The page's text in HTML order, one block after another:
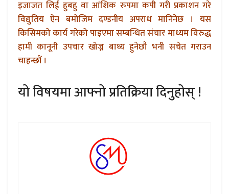
इजाजत लिई हुबहु वा आंशिक रुपमा कपी गरी प्रकाशन गरे
विद्युतिय ऐन बमोजिम दण्डनीय अपराध मानिनेछ । यस
किसिमको कार्य गरेको पाइएमा सम्बन्धित संचार माध्यम विरुद्ध
हामी कानूनी उपचार खोज्न बाध्य हुनेछौ भनी सचेत गराउन
चाहन्छौं ।
यो विषयमा आफ्नो प्रतिक्रिया दिनुहोस् !